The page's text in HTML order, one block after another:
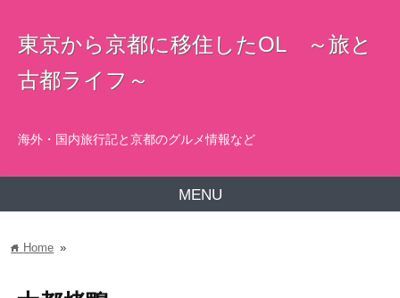
東京から京都に移住したOL ～旅と
古都ライフ～
海外・国内旅行記と京都のグルメ情報など
MENU
home Home »